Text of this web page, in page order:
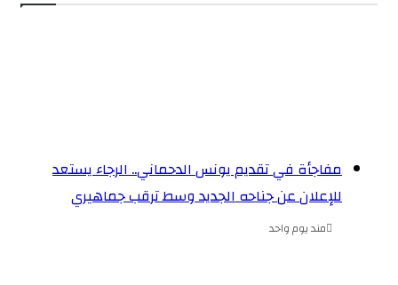
مفاجأة في تقديم يونس الدحماني.. الرجاء يستعد
للإعلان عن جناحه الجديد وسط ترقب جماهيري
مند يوم واحد